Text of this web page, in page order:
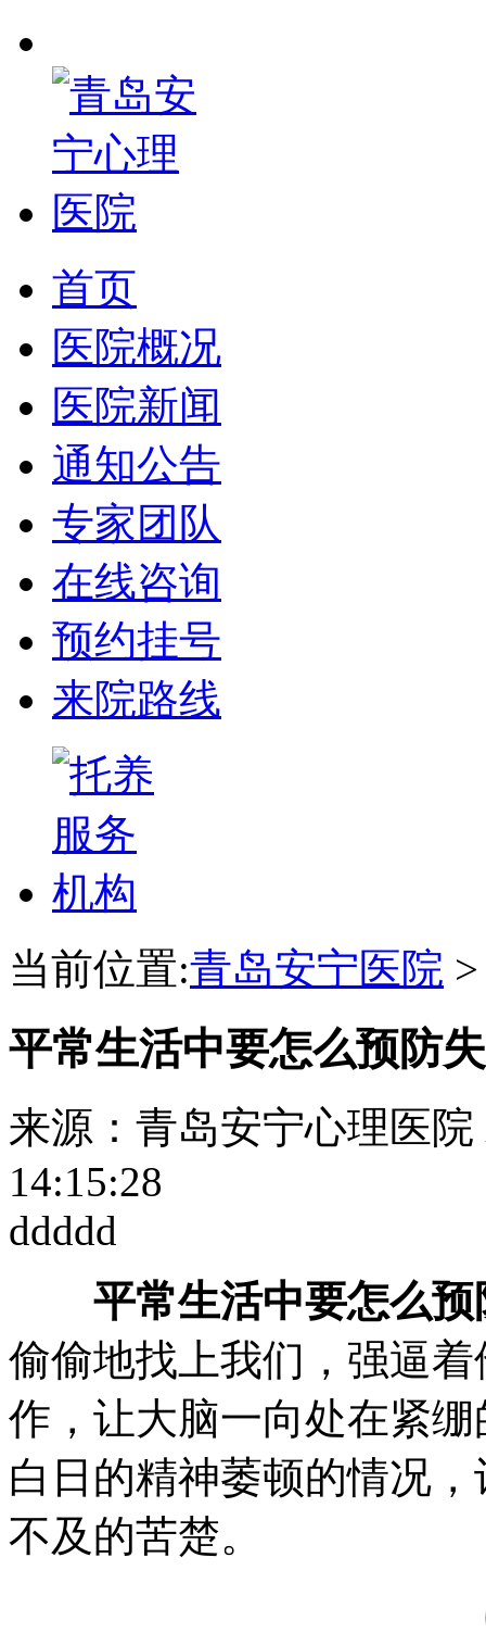
首页
医院概况
医院新闻
通知公告
专家团队
在线咨询
预约挂号
来院路线
当前位置:青岛安宁医院
平常生活中要怎么预防
来源：青岛安宁心理医院
14:15:28
ddddd
平常生活中要怎么预
偷偷地找上我们，强逼
作，让大脑一向处在紧
白日的精神萎顿的情况
不及的苦楚。